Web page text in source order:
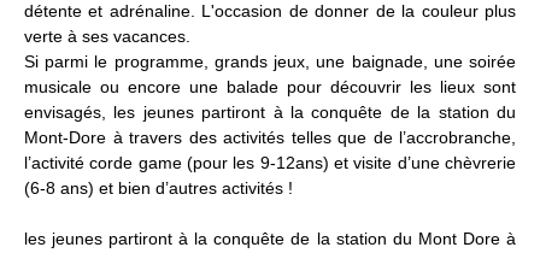
détente et adrénaline. L'occasion de donner de la couleur plus
verte à ses vacances.
Si parmi le programme, grands jeux, une baignade, une soirée
musicale ou encore une balade pour découvrir les lieux sont
envisagés, les jeunes partiront à la conquête de la station du
Mont-Dore à travers des activités telles que de l’accrobranche,
l’activité corde game (pour les 9-12ans) et visite d’une chèvrerie
(6-8 ans) et bien d’autres activités !
les jeunes partiront à la conquête de la station du Mont Dore à